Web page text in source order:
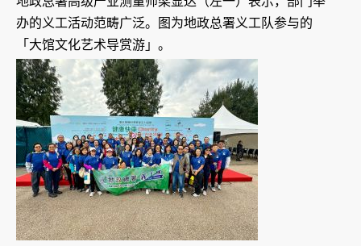
办的义工活动范畴广泛。图为地政总署义工队参与的
「大馆文化艺术导赏游」。